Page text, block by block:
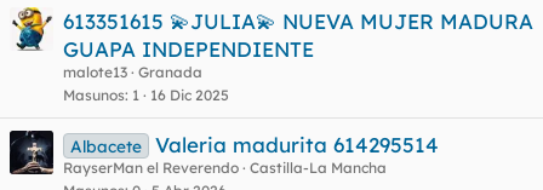
613351615 💫JULIA💫 NUEVA MUJER MADURA
GUAPA INDEPENDIENTE
malote13 Granada
Masunos 1 16 Dic 2025
Albacete Valeria madurita 614295514
RayserMan el Reverendo Castilla-La Mancha